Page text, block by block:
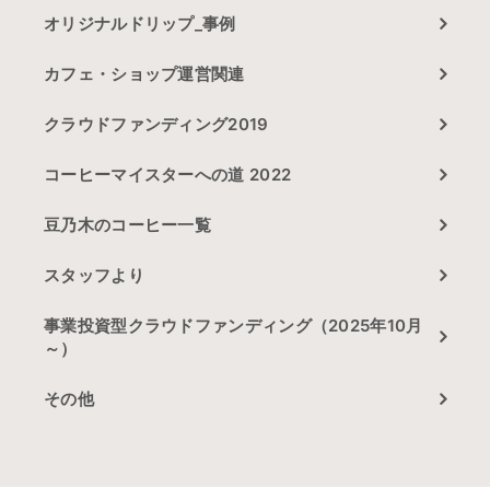
オリジナルドリップ_事例
カフェ・ショップ運営関連
クラウドファンディング2019
コーヒーマイスターへの道 2022
豆乃木のコーヒー一覧
スタッフより
事業投資型クラウドファンディング（2025年10月
～）
その他